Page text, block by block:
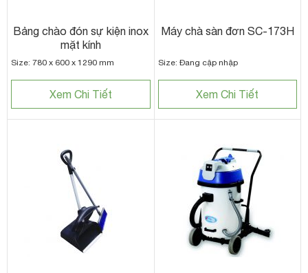
Bảng chào đón sự kiện inox
mặt kính
Size: 780 x 600 x 1290 mm
Xem Chi Tiết
Máy chà sàn đơn SC-173H
Size: Đang cập nhập
Xem Chi Tiết